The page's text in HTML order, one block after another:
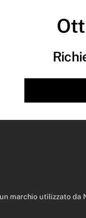
marchio utilizzato da